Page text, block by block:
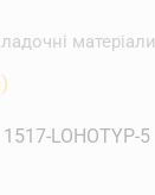
матеріали